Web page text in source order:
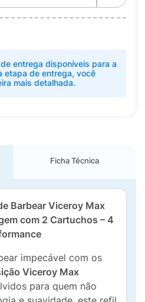
entrega disponíveis para a
etapa de entrega, você
mais detalhada.
Ficha Técnica
Barbear Viceroy Max
com 2 Cartuchos – 4
impecável com os
Viceroy Max
para quem não